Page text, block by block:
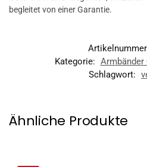
begleitet von einer Garantie.
Kategorie: Armbänder
Schlagwort:
Ähnliche Produkte